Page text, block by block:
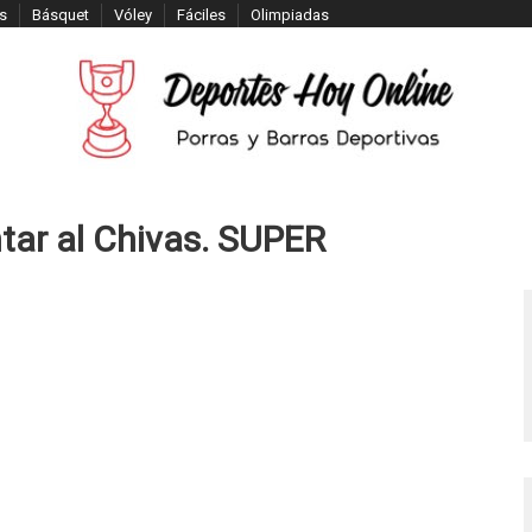
Básquet Vóley Fáciles Olimpiadas
al Chivas. SUPER